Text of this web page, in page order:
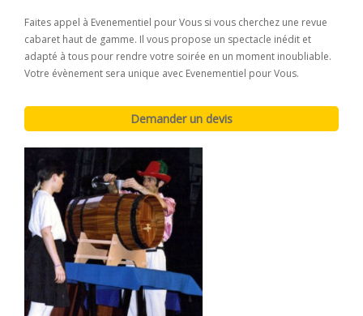
Faites appel à Evenementiel pour Vous si vous cherchez une revue
cabaret haut de gamme. Il vous propose un spectacle inédit et
adapté à tous pour rendre votre soirée en un moment inoubliable.
Votre évènement sera unique avec Evenementiel pour Vous.